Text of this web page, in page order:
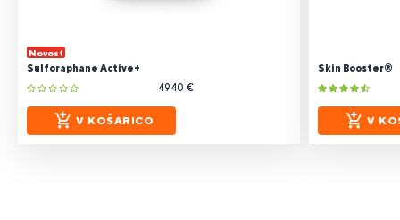
Novost
Sulforaphane Active+
49.40 €
V KOŠARICO
Skin Booster®
V